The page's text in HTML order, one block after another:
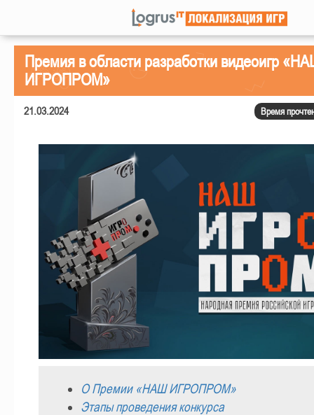
Премия в области разработки видеоигр
ИГРОПРОМ»
21.03.2024 Время
О Премии «НАШ ИГРОПРОМ»
Этапы проведения конкурса